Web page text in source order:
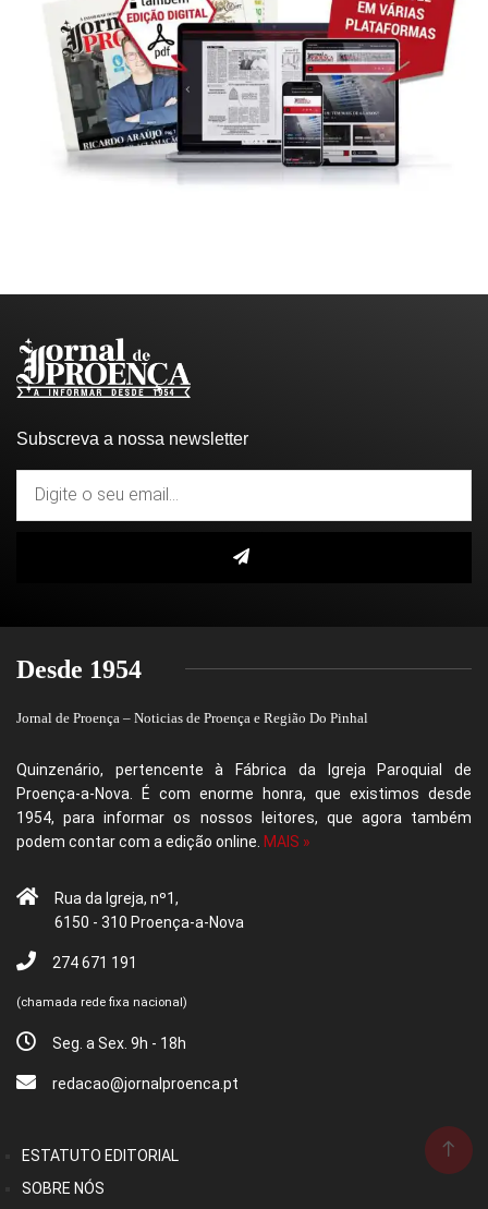
Subscreva a nossa newsletter
Desde 1954
Jornal de Proença – Noticias de Proença e Região Do Pinhal
Quinzenário, pertencente à Fábrica da Igreja Paroquial de
Proença-a-Nova. É com enorme honra, que existimos desde
1954, para informar os nossos leitores, que agora também
podem contar com a edição online. MAIS »
Rua da Igreja, nº1,
6150 - 310 Proença-a-Nova
274 671 191
(chamada rede fixa nacional)
Seg. a Sex. 9h - 18h
redacao@jornalproenca.pt
ESTATUTO EDITORIAL
SOBRE NÓS